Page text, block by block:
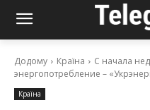
Додому Країна
С начала
энергопотребление –
Країна